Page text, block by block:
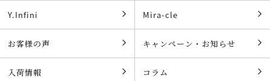
Y.Infini Mira-cle
お客様の声 キャンペーン・お知らせ
入荷情報 コラム